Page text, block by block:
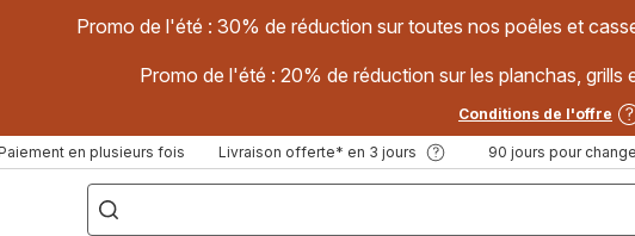
Promo de l'été : 30% de réduction sur toutes nos poêles et
Promo de l'été : 20% de réduction sur les planchas,
Conditions de l'offre
en plusieurs fois Livraison offerte* en 3 jours 90 jours pour
["Poêles
inox,
Cake
Factory,